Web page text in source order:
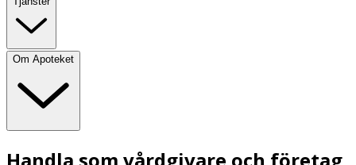
Om Apoteket
Handla som vårdgivare och företag